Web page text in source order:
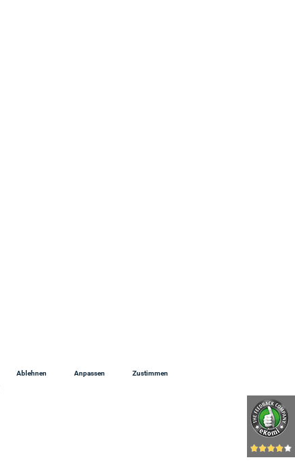
Ablehnen Anpassen Zustimmen